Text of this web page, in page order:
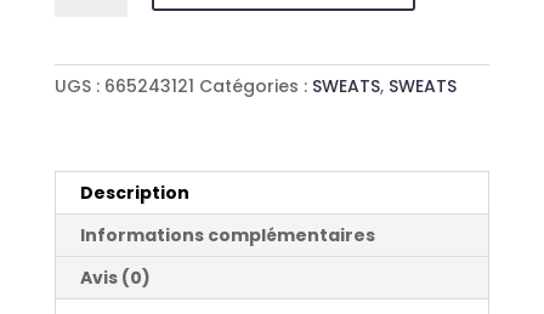
VIBES
UGS : 665243121 Catégories : SWEATS, SWEATS
Description
Informations complémentaires
Avis (0)